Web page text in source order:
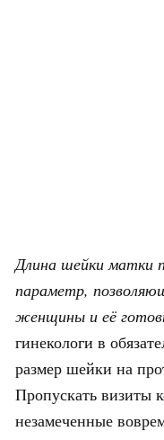
Длина шейки матки
параметр,
женщины и её
гинекологи в
размер шейки на
Пропускать визиты
незамеченные